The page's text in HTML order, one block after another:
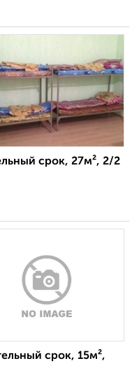
срок, 27м², 2/2
срок, 15м²,